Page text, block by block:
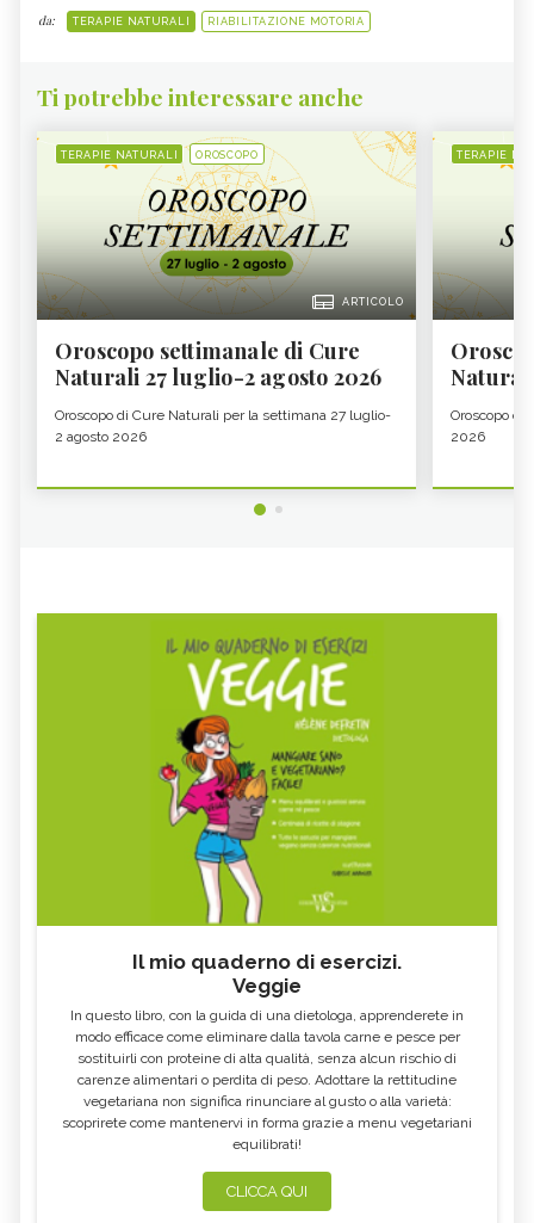
da: TERAPIE NATURALI RIABILITAZIONE MOTORIA
Ti potrebbe interessare anche
TERAPIE NATURALI OROSCOPO
ARTICOLO
Oroscopo settimanale di Cure
Naturali 27 luglio-2 agosto 2026
Oroscopo di Cure Naturali per la settimana 27 luglio-
2 agosto 2026
TERAPIE
Oroscopo di
2026
Il mio quaderno di esercizi.
Veggie
In questo libro, con la guida di una dietologa, apprenderete in
modo efficace come eliminare dalla tavola carne e pesce per
sostituirli con proteine di alta qualità, senza alcun rischio di
carenze alimentari o perdita di peso. Adottare la rettitudine
vegetariana non significa rinunciare al gusto o alla varietà:
scoprirete come mantenervi in forma grazie a menu vegetariani
equilibrati!
CLICCA QUI